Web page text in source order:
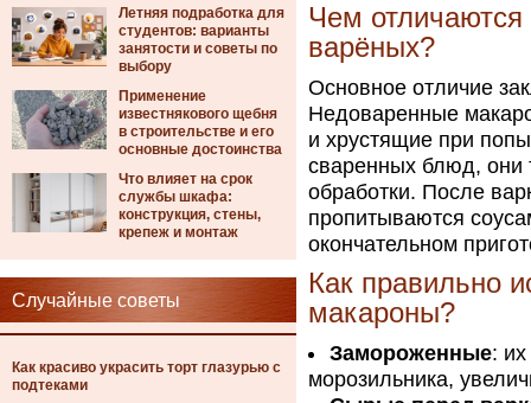
Летняя подработка для
студентов: варианты
занятости и советы по
выбору
Применение
известнякового щебня
в строительстве и его
основные достоинства
Что влияет на срок
службы шкафа:
конструкция, стены,
крепеж и монтаж
Случайные советы
Как красиво украсить торт глазурью с
подтеками
Чем
варёных?
Основное отличие
Недоваренные
и хрустящие при
сваренных блюд, они
обработки. После
пропитываются
окончательном
Как правильно
макароны?
Замороженные:
морозильника,